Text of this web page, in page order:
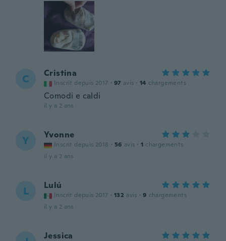
C Cristina
Inscrit depuis 2017 · 97 avis · 14 chargements
Comodi e caldi
il y a 2 ans
Y Yvonne
Inscrit depuis 2018 · 56 avis · 1 chargements
il y a 2 ans
L Lulú
Inscrit depuis 2017 · 132 avis · 9 chargements
il y a 2 ans
Jessica